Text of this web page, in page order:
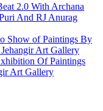
2.0 With Archana
And RJ Anurag
Show of Paintings By
Art Gallery
Of Paintings
Art Gallery